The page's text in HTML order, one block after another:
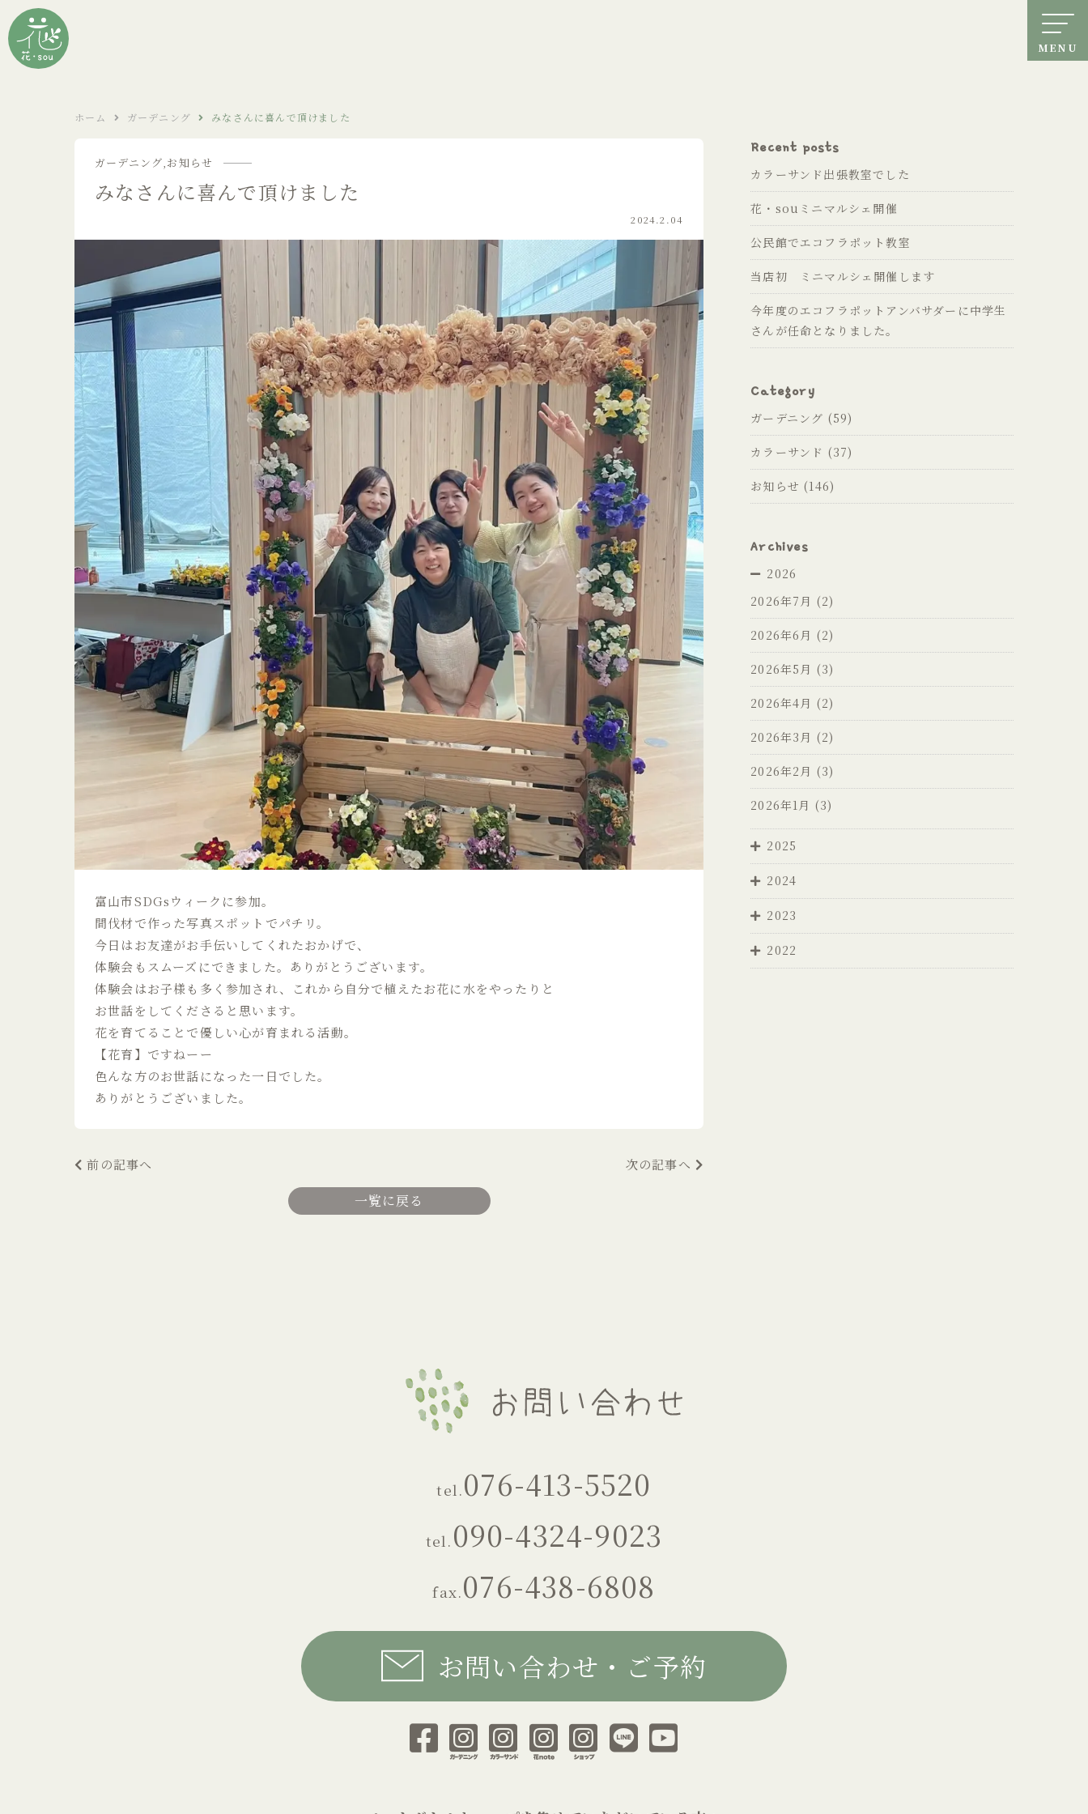
MENU
ホーム ガーデニング みなさんに喜んで頂けました
ガーデニング お知らせ
みなさんに喜んで頂けました
2024.2.04
富山市SDGsウィークに参加。
間伐材で作った写真スポットでパチリ。
今日はお友達がお手伝いしてくれたおかげで、
体験会もスムーズにできました。ありがとうございます。
体験会はお子様も多く参加され、これから自分で植えたお花に水をやったりと
お世話をしてくださると思います。
花を育てることで優しい心が育まれる活動。
【花育】ですねーー
色んな方のお世話になった一日でした。
ありがとうございました。
前の記事へ 次の記事へ
一覧に戻る
Recent posts
カラーサンド出張教室でした
花・souミニマルシェ開催
公民館でエコフラポット教室
当店初 ミニマルシェ開催します
今年度のエコフラポットアンバサダーに中学生
さんが任命となりました。
Category
ガーデニング (59)
カラーサンド (37)
お知らせ (146)
Archives
2026
2026年7月 (2)
2026年6月 (2)
2026年5月 (3)
2026年4月 (2)
2026年3月 (2)
2026年2月 (3)
2026年1月 (3)
2025
2024
2023
2022
tel.076-413-5520
tel. 090-4324-9023
fax.076-438-6808
お問い合わせ・ご予約